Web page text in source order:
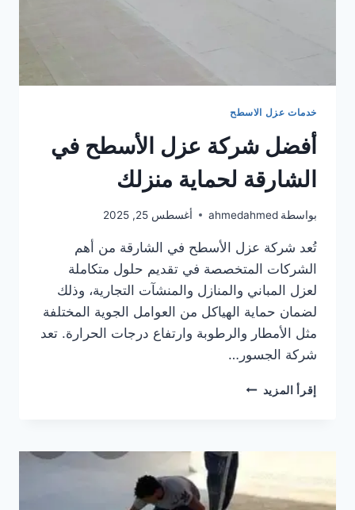
خدمات عزل الاسطح
أفضل شركة عزل الأسطح في
الشارقة لحماية منزلك
بواسطة ahmedahmed أغسطس 25, 2025
تُعد شركة عزل الأسطح في الشارقة من أهم
الشركات المتخصصة في تقديم حلول متكاملة
لعزل المباني والمنازل والمنشآت التجارية، وذلك
لضمان حماية الهياكل من العوامل الجوية المختلفة
مثل الأمطار والرطوبة وارتفاع درجات الحرارة. تعد
شركة الجسور…
إقرأ المزيد أفضل
الشارقة
لحماية
منزلك